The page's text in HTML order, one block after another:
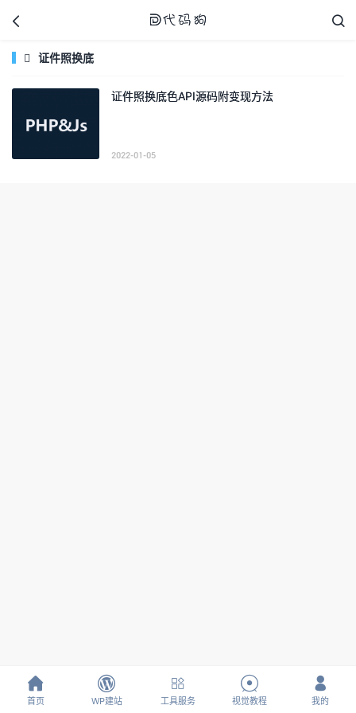

 
 证件照换底
证件照换底色API源码附变现方法
2022-01-05

首页

WP建站

工具服务

视觉教程

我的